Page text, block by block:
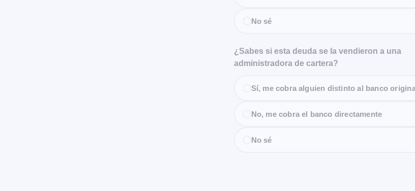
No sé
¿Sabes si esta deuda se la vendieron a una
administradora de cartera?
Sí, me cobra alguien distinto al banco
No, me cobra el banco directamente
No sé